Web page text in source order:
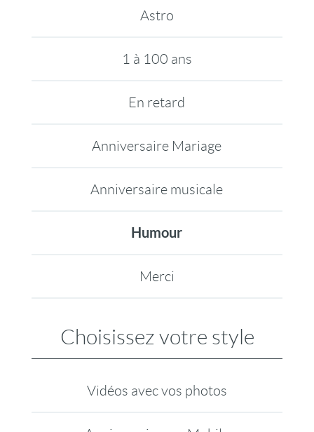
Astro
1 à 100 ans
En retard
Anniversaire Mariage
Anniversaire musicale
Humour
Merci
Choisissez votre style
Vidéos avec vos photos